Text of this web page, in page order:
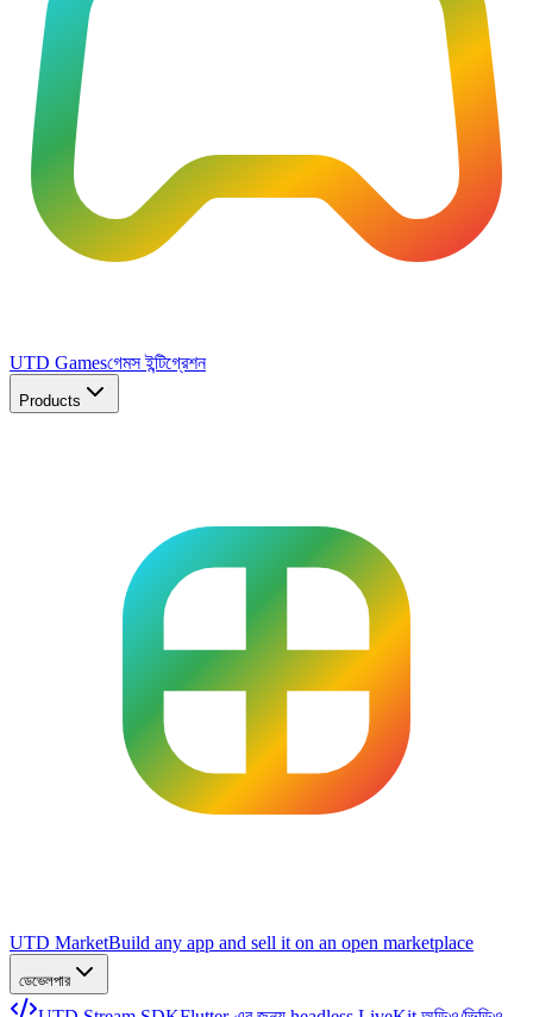
UTD Gamesগেমস ইন্টিগ্রেশন
Products
UTD MarketBuild any app and sell it on an open marketplace
ডেভেলপার